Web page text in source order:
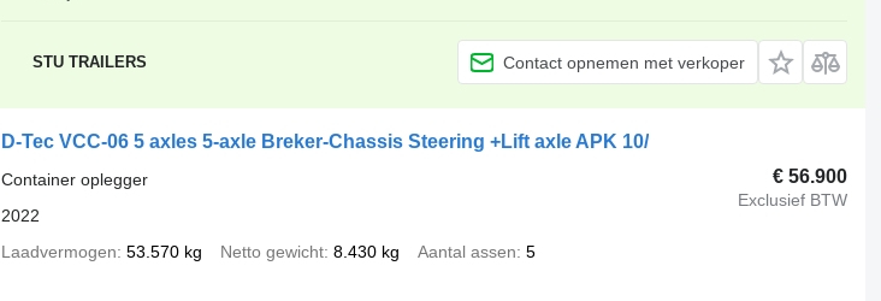
STU TRAILERS Contact opnemen met verkoper
D-Tec VCC-06 5 axles 5-axle Breker-Chassis Steering +Lift axle APK 10/
€ 56.900
Exclusief BTW
Container oplegger
2022
Laadvermogen 53.570 kg Netto gewicht 8.430 kg Aantal assen 5